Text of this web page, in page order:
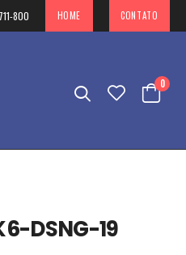
800 HOME CONTATO
0
DSNG-19